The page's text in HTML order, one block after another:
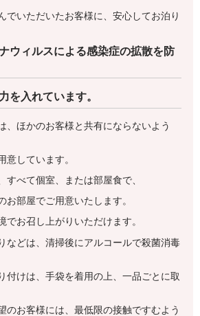
でいただいたお客様に、安心してお泊り
ウィルスによる感染症の拡散を防
を入れています。
、ほかのお客様と共有にならないよう
しています。
すべて個室、または部屋食で、
部屋でご用意いたします。
お召し上がりいただけます。
などは、清掃後にアルコールで殺菌消毒
付けは、手袋を着用の上、一品ごとに取
のお客様には、最低限の接触ですむよう